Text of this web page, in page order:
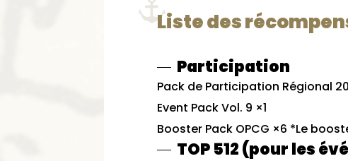
Liste des
Participation
Pack de Participation Régional
Event Pack Vol. 9 ×1
Booster Pack OPCG ×6 *Le
TOP 512 (pour les